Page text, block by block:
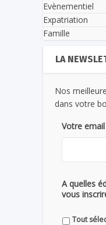
Evènementiel
Expatriation
Famille
LA
Nos
dans votre
Votre email
A quelles
vous
Tout